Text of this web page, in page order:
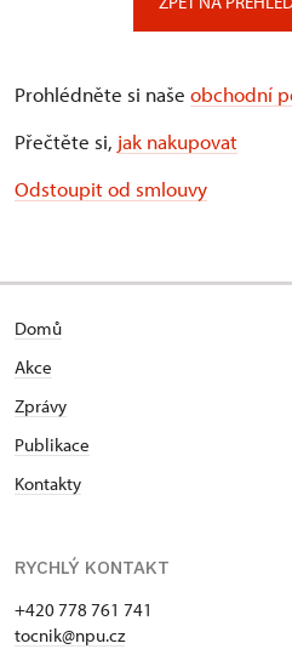
Prohlédněte si naše obchodní
Přečtěte si, jak nakupovat
Odstoupit od smlouvy
Domů
Akce
Zprávy
Publikace
Kontakty
RYCHLÝ KONTAKT
+420 778 761 741
tocnik@npu.cz